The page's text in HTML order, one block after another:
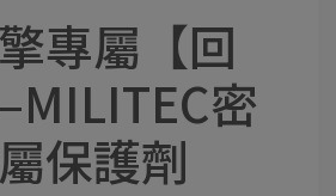
專屬【回
密
保護劑